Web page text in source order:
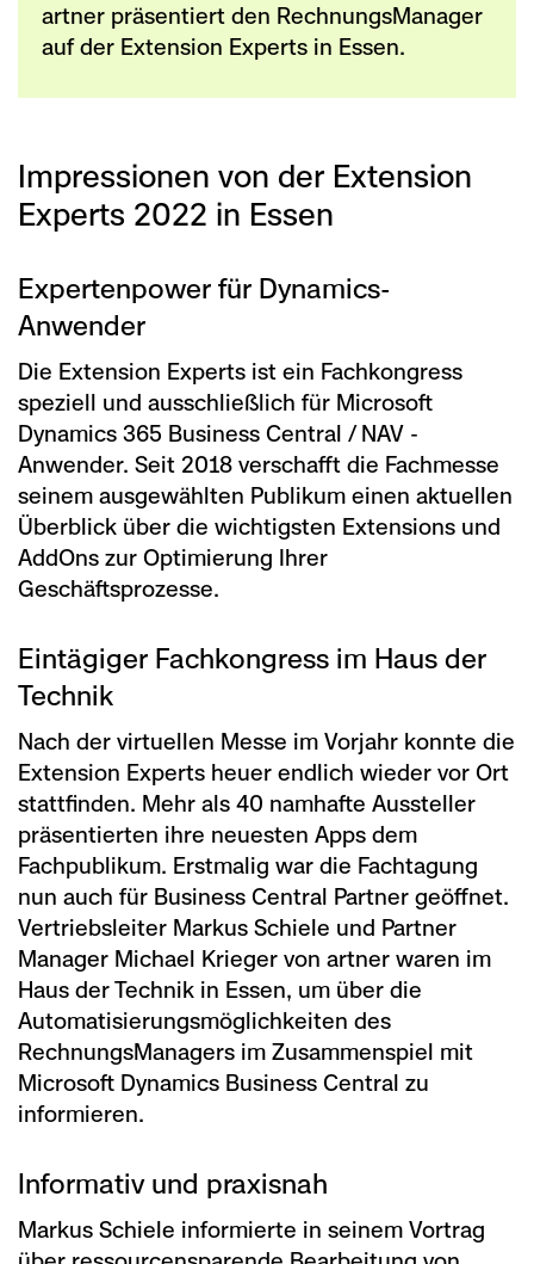
artner präsentiert den RechnungsManager
auf der Extension Experts in Essen.
Impressionen von der Extension
Experts 2022 in Essen
Experten­power für Dynamics-
Anwender
Die Extension Experts ist ein Fachkongress
speziell und ausschließlich für Microsoft
Dynamics 365 Business Central / NAV -
Anwender. Seit 2018 verschafft die Fachmesse
seinem ausgewählten Publikum einen aktuellen
Überblick über die wichtigsten Extensions und
AddOns zur Optimierung Ihrer
Geschäftsprozesse.
Eintägiger Fachkongress im Haus der
Technik
Nach der virtuellen Messe im Vorjahr konnte die
Extension Experts heuer endlich wieder vor Ort
stattfinden. Mehr als 40 namhafte Aussteller
präsentierten ihre neuesten Apps dem
Fachpublikum. Erstmalig war die Fachtagung
nun auch für Business Central Partner geöffnet.
Vertriebsleiter Markus Schiele und Partner
Manager Michael Krieger von artner waren im
Haus der Technik in Essen, um über die
Automatisierungsmöglichkeiten des
RechnungsManagers im Zusammenspiel mit
Microsoft Dynamics Business Central zu
informieren.
Informativ und praxisnah
Markus Schiele informierte in seinem Vortrag